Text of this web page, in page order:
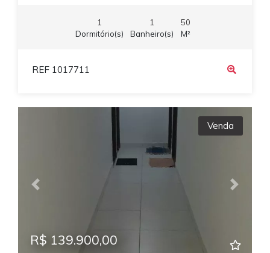
1
Dormitório(s)
1
Banheiro(s)
50
M²
REF 1017711
Previous Next
Venda
R$ 139.900,00